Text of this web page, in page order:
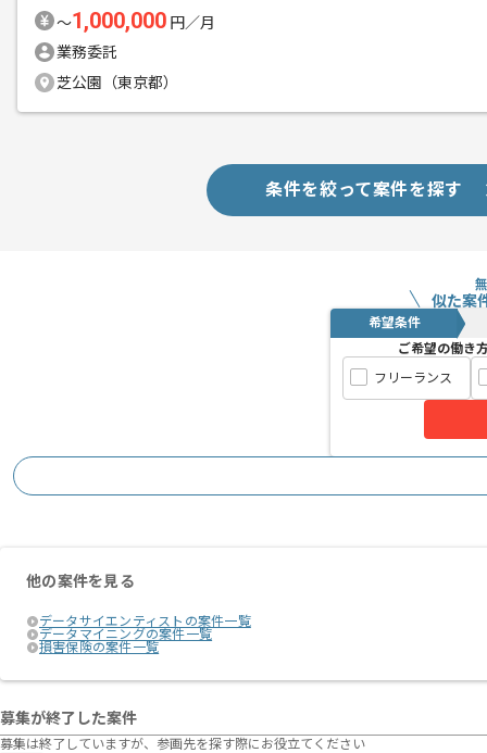
〜1,000,000 円／月
業務委託
芝公園（東京都）
条件を絞って案件を探す
似た案
希望条件
ご希望の働き
フリーランス
他の案件を見る
データサイエンティストの案件一覧
データマイニングの案件一覧
損害保険の案件一覧
募集が終了した案件
募集は終了していますが、参画先を探す際にお役立てください